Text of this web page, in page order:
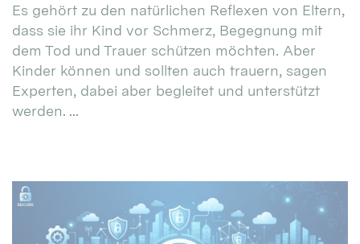
Es gehört zu den natürlichen Reflexen von Eltern,
dass sie ihr Kind vor Schmerz, Begegnung mit
dem Tod und Trauer schützen möchten. Aber
Kinder können und sollten auch trauern, sagen
Experten, dabei aber begleitet und unterstützt
werden. ...